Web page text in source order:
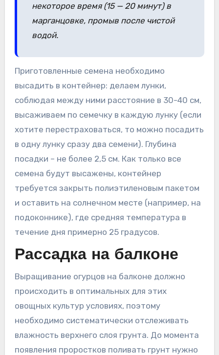
некоторое время (15 — 20 минут) в
марганцовке, промыв после чистой
водой.
Приготовленные семена необходимо
высадить в контейнер: делаем лунки,
соблюдая между ними расстояние в 30-40 см,
высаживаем по семечку в каждую лунку (если
хотите перестраховаться, то можно посадить
в одну лунку сразу два семени). Глубина
посадки – не более 2,5 см. Как только все
семена будут высажены, контейнер
требуется закрыть полиэтиленовым пакетом
и оставить на солнечном месте (например, на
подоконнике), где средняя температура в
течение дня примерно 25 градусов.
Рассадка на балконе
Выращивание огурцов на балконе должно
происходить в оптимальных для этих
овощных культур условиях, поэтому
необходимо систематически отслеживать
влажность верхнего слоя грунта. До момента
появления проростков поливать грунт нужно